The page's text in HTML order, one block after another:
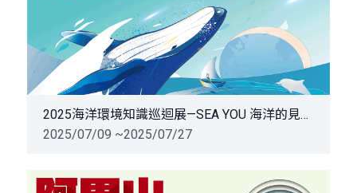
2025海洋環境知識巡迴展—SEA YOU 海洋的見證與再造
2025/07/09 ~2025/07/27